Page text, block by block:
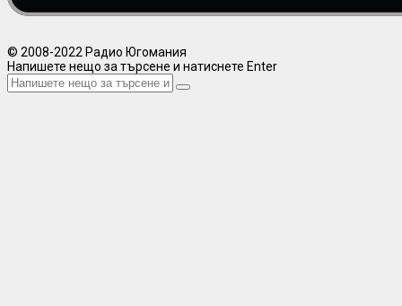
© 2008-2022 Радио Югомания
Напишете нещо за търсене и натиснете Enter